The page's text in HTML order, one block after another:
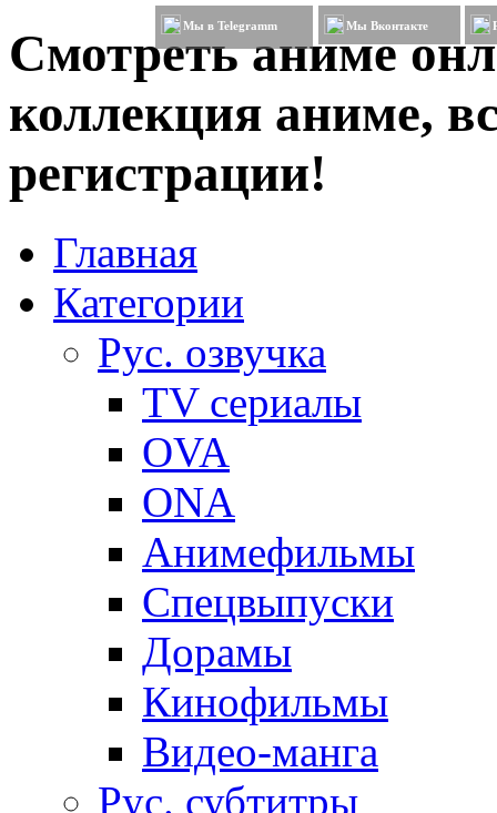
Смотреть аниме
коллекция аниме,
регистрации!
Мы в Telegramm Мы Вконтакте
Главная
Категории
Рус. озвучка
TV сериалы
OVA
ONA
Анимефильмы
Спецвыпуски
Дорамы
Кинофильмы
Видео-манга
Рус. субтитры